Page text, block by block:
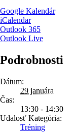
Google Kalendár
iCalendar
Outlook 365
Outlook Live
Podrobnosti
Dátum:
29 januára
Čas:
13:30 - 14:30
Udalosť Kategória:
Tréning